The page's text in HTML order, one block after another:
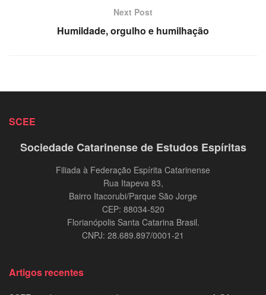
Next Post
Humildade, orgulho e humilhação
SCEE
Sociedade Catarinense de Estudos Espíritas
Filiada à Federação Espírita Catarinense
Rua Itapeva 83,
Bairro Itacorubi/Parque São Jorge
CEP: 88034-520
Florianópolis Santa Catarina Brasil.
CNPJ: 28.689.897/0001-21
Artigos recentes